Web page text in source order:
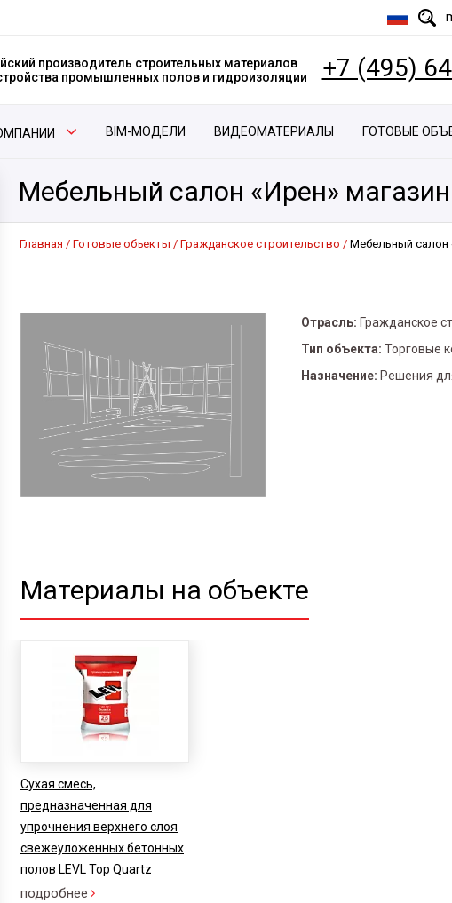
производитель строительных материалов
промышленных полов и гидроизоляции
+7 (495)
BIM-МОДЕЛИ ВИДЕОМАТЕРИАЛЫ ГОТОВЫЕ
Мебельный салон «Ирен»
Главная Готовые объекты Гражданское строительство Мебельный салон
Отрасль: Гражданское
Тип объекта: Торговые
Назначение: Решения
Материалы на объекте
Cухая смесь,
предназначенная для
упрочнения верхнего слоя
свежеуложенных бетонных
полов LEVL Top Quartz
подробнее